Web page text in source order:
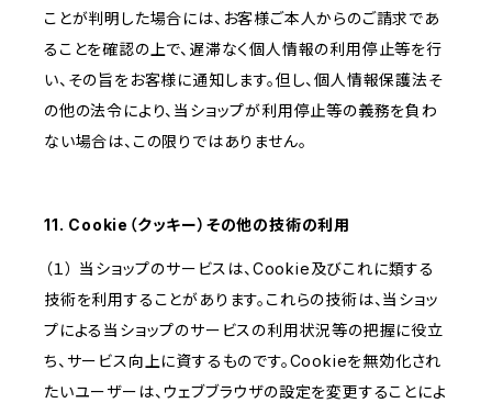
ことが判明した場合には、お客様ご本人からのご請求であ
ることを確認の上で、遅滞なく個人情報の利用停止等を行
い、その旨をお客様に通知します。但し、個人情報保護法そ
の他の法令により、当ショップが利用停止等の義務を負わ
ない場合は、この限りではありません。
11. Cookie（クッキー）その他の技術の利用
（１） 当ショップのサービスは、Cookie及びこれに類する
技術を利用することがあります。これらの技術は、当ショッ
プによる当ショップのサービスの利用状況等の把握に役立
ち、サービス向上に資するものです。Cookieを無効化され
たいユーザーは、ウェブブラウザの設定を変更することによ